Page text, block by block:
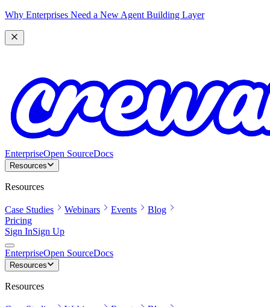
Why Enterprises Need a New Agent Building Layer
EnterpriseOpen SourceDocs
Resources
Resources
Case Studies Webinars Events
Blog
Pricing
Sign InSign Up
EnterpriseOpen SourceDocs
Resources
Resources